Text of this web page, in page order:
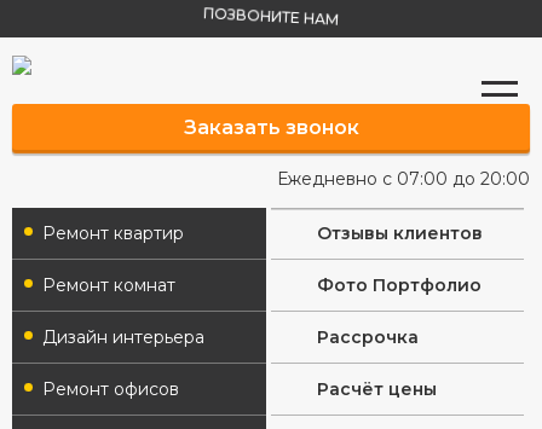
ПОЗВОНИТЕ НАМ
Заказать звонок
Ежедневно с 07:00 до 20:00
Ремонт квартир
Ремонт комнат
Дизайн интерьера
Ремонт офисов
Отзывы клиентов
Фото Портфолио
Рассрочка
Расчёт цены